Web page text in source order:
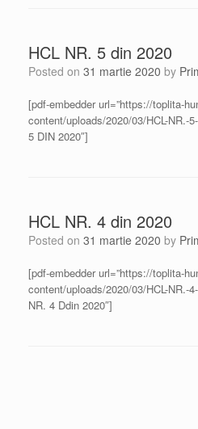
HCL NR. 5 din 2020
Posted on 31 martie 2020 by
[pdf-embedder url=”https://toplita-
content/uploads/2020/03/HCL-NR.-
5 DIN 2020″]
HCL NR. 4 din 2020
Posted on 31 martie 2020 by
[pdf-embedder url=”https://toplita-
content/uploads/2020/03/HCL-NR.-
NR. 4 Ddin 2020″]